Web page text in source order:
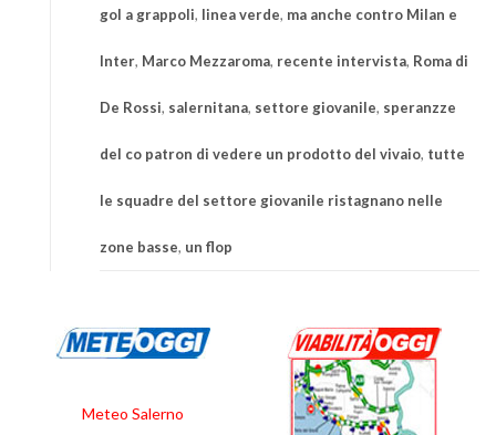
gol a grappoli, linea verde, ma anche contro Milan e
Inter, Marco Mezzaroma, recente intervista, Roma di
De Rossi, salernitana, settore giovanile, speranzze
del co patron di vedere un prodotto del vivaio, tutte
le squadre del settore giovanile ristagnano nelle
zone basse, un flop
Meteo Salerno